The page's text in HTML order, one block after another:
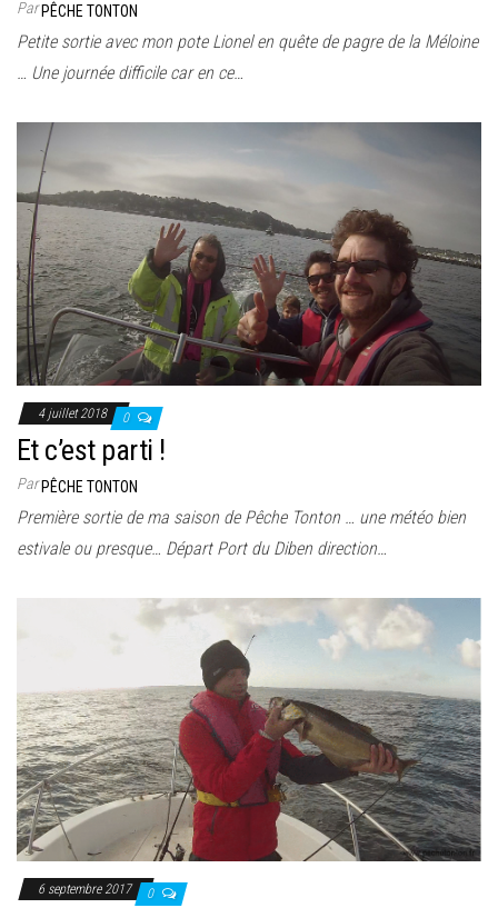
ParPÊCHE TONTON
Petite sortie avec mon pote Lionel en quête de pagre de la Méloine
… Une journée difficile car en ce…
4 juillet 2018 0
Et c’est parti !
ParPÊCHE TONTON
Première sortie de ma saison de Pêche Tonton … une météo bien
estivale ou presque… Départ Port du Diben direction…
6 septembre 2017 0